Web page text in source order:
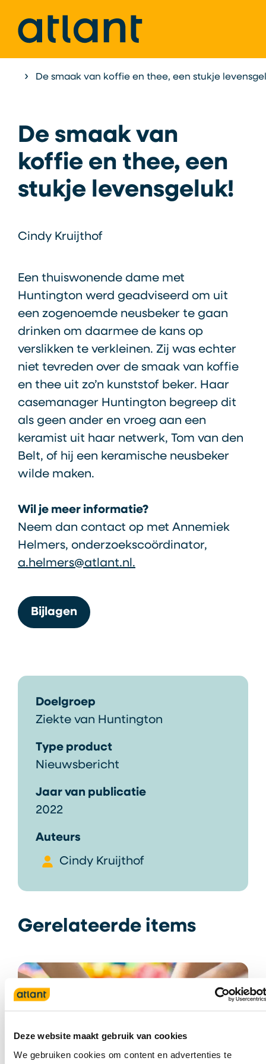
Deze website maakt gebruik van cookies
We gebruiken cookies om content en advertenties te
Home Kennisbank
De smaak van koffie en thee, een stukje
De smaak van
koffie en thee, een
stukje levensgeluk!
Cindy Kruijthof
Een thuiswonende dame met
Huntington werd geadviseerd om uit
een zogenoemde neusbeker te gaan
drinken om daarmee de kans op
verslikken te verkleinen. Zij was echter
niet tevreden over de smaak van koffie
en thee uit zo’n kunststof beker. Haar
casemanager Huntington begreep dit
als geen ander en vroeg aan een
keramist uit haar netwerk, Tom van den
Belt, of hij een keramische neusbeker
wilde maken.
Wil je meer informatie?
Neem dan contact op met Annemiek
Helmers, onderzoekscoördinator,
a.helmers@atlant.nl.
Bijlagen
Doelgroep
Ziekte van Huntington
Type product
Nieuwsbericht
Jaar van publicatie
2022
Auteurs
Cindy Kruijthof
Gerelateerde items